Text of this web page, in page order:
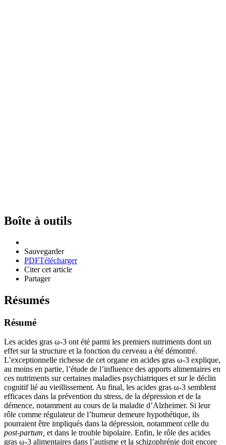
Boîte à outils
Sauvegarder
PDFTélécharger
Citer cet article
Partager
Résumés
Résumé
Les acides gras ω-3 ont été parmi les premiers nutriments dont un
effet sur la structure et la fonction du cerveau a été démontré.
L’exceptionnelle richesse de cet organe en acides gras ω-3 explique,
au moins en partie, l’étude de l’influence des apports alimentaires en
ces nutriments sur certaines maladies psychiatriques et sur le déclin
cognitif lié au vieillissement. Au final, les acides gras ω-3 semblent
efficaces dans la prévention du stress, de la dépression et de la
démence, notamment au cours de la maladie d’Alzheimer. Si leur
rôle comme régulateur de l’humeur demeure hypothétique, ils
pourraient être impliqués dans la dépression, notamment celle du
post-partum, et dans le trouble bipolaire. Enfin, le rôle des acides
gras ω-3 alimentaires dans l’autisme et la schizophrénie doit encore